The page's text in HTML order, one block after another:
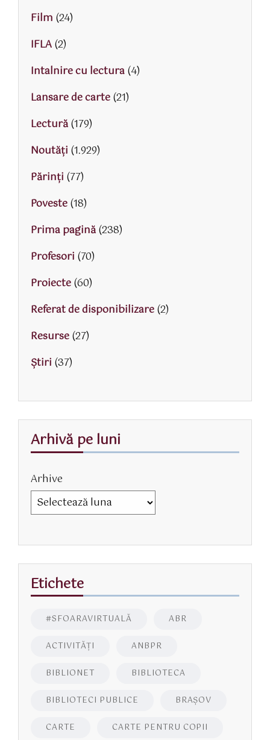
Film (24)
IFLA(2)
Intalnire cu lectura(4)
Lansare de carte(21)
Lectură(179)
Noutăți (1.929)
Părinţi (77)
Poveste(18)
Prima pagină(238)
Profesori (70)
Proiecte(60)
Referat de disponibilizare(2)
Resurse(27)
Știri (37)
Arhivă pe luni
Arhive
Etichete
#SFOARAVIRTUALĂ ABR
ACTIVITĂŢI ANBPR
BIBLIONET BIBLIOTECA
BIBLIOTECI PUBLICE BRAŞOV
CARTE CARTE PENTRU COPII